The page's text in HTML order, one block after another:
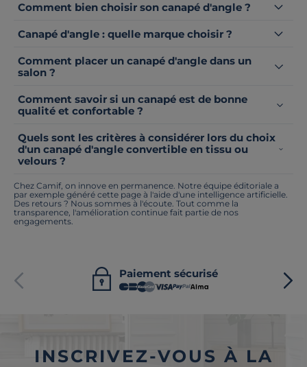
Comment bien choisir son canapé d'angle ?
Canapé d'angle : quelle marque choisir ?
Comment placer un canapé d'angle dans un
salon ?
Comment savoir si un canapé est de bonne
qualité et confortable ?
Quels sont les critères à considérer lors du choix
d'un canapé d'angle convertible en tissu ou
velours ?
Chez Camif, on innove en permanence. Notre équipe éditoriale a
par exemple généré cette page à l'aide d'une intelligence artificielle.
Des retours ? Nous sommes à l'écoute. Tout comme la
transparence, l'amélioration continue fait partie de nos
engagements.
Paiement sécurisé
INSCRIVEZ-VOUS À LA